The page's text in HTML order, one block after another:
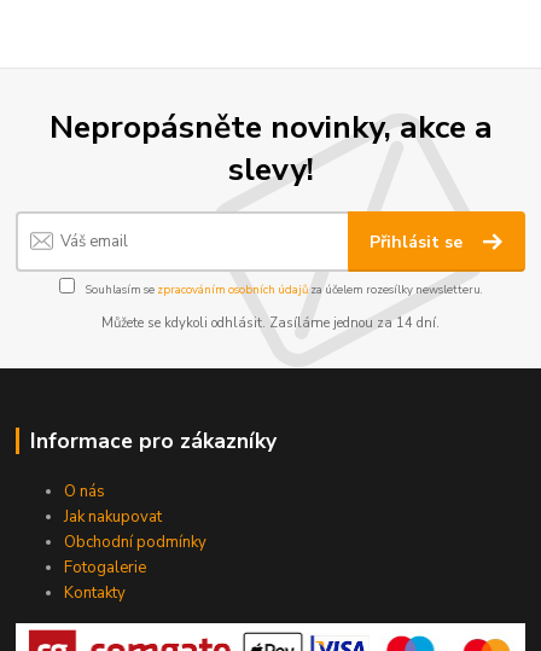
Nepropásněte novinky, akce a
slevy!
Přihlásit se
Souhlasím se zpracováním osobních údajůza účelem rozesílky newsletteru.
Můžete se kdykoli odhlásit. Zasíláme jednou za 14 dní.
Informace pro zákazníky
O nás
Jak nakupovat
Obchodní podmínky
Fotogalerie
Kontakty